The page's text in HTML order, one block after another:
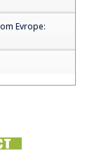
Evrope:
nema